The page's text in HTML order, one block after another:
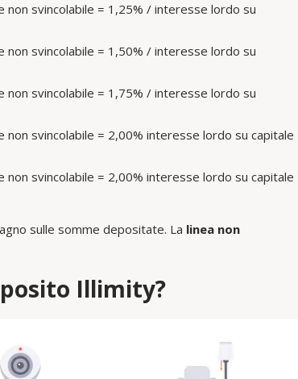
non svincolabile = 1,25% / interesse lordo su
non svincolabile = 1,50% / interesse lordo su
non svincolabile = 1,75% / interesse lordo su
non svincolabile = 2,00% interesse lordo su capitale
non svincolabile = 2,00% interesse lordo su capitale
sulle somme depositate. La linea non
Illimity?